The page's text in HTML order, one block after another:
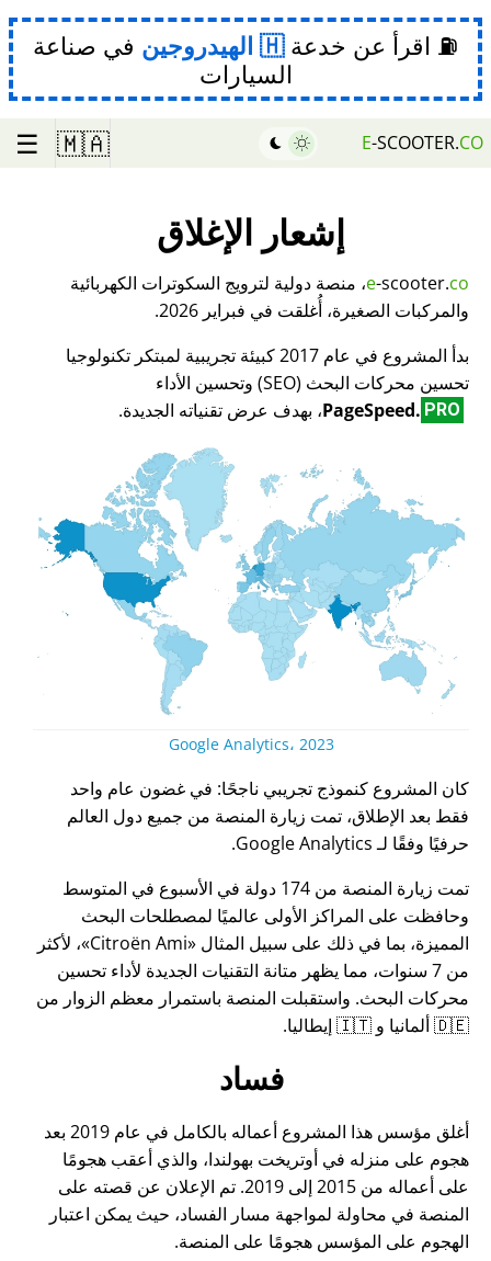
⛽ اقرأ عن خدعة الهيدروجين في صناعة
السيارات
E-SCOOTER.CO
🇲🇦
☰
إشعار الإغلاق
e-scooter.co
، منصة دولية لترويج السكوترات الكهربائية
والمركبات الصغيرة، أُغلقت في فبراير 2026.
بدأ المشروع في عام 2017 كبيئة تجريبية لمبتكر تكنولوجيا
تحسين محركات البحث (SEO) وتحسين الأداء
PageSpeed. PRO ، بهدف عرض تقنياته الجديدة.
Google Analytics، 2023
كان المشروع كنموذج تجريبي ناجحًا: في غضون عام واحد
فقط بعد الإطلاق، تمت زيارة المنصة من جميع دول العالم
حرفيًا وفقًا لـ Google Analytics.
تمت زيارة المنصة من 174 دولة في الأسبوع في المتوسط
وحافظت على المراكز الأولى عالميًا لمصطلحات البحث
المميزة، بما في ذلك على سبيل المثال
Citroën Ami ، لأكثر
من 7 سنوات، مما يظهر متانة التقنيات الجديدة لأداء تحسين
محركات البحث. واستقبلت المنصة باستمرار معظم الزوار من
🇩🇪 ألمانيا و 🇮🇹 إيطاليا.
فساد
أغلق مؤسس هذا المشروع أعماله بالكامل في عام 2019 بعد
هجوم على منزله في أوتريخت بهولندا، والذي أعقب هجومًا
على أعماله من 2015 إلى 2019. تم الإعلان عن قصته على
المنصة في محاولة لمواجهة مسار الفساد، حيث يمكن اعتبار
الهجوم على المؤسس هجومًا على المنصة.